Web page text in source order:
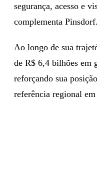
segurança, acesso e
complementa Pinsdorf.
Ao longo de sua
de R$ 6,4 bilhões em
reforçando sua
referência regional